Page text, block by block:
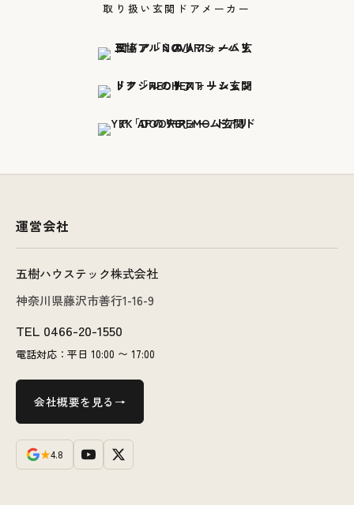
取り扱い玄関ドアメーカー
運営会社
五樹ハウステック株式会社
神奈川県藤沢市善行1-16-9
TEL 0466-20-1550
電話対応：平日 10:00 〜 17:00
会社概要を見る
★4.8